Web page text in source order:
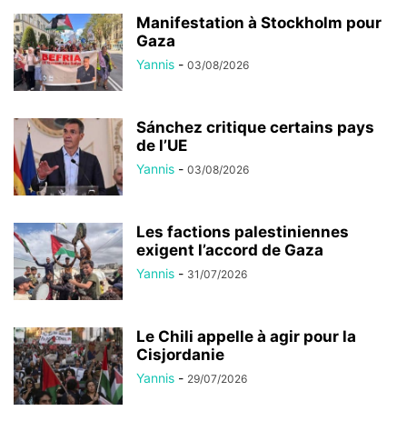
Manifestation à Stockholm pour
Gaza
Yannis - 03/08/2026
Sánchez critique certains pays
de l’UE
Yannis - 03/08/2026
Les factions palestiniennes
exigent l’accord de Gaza
Yannis - 31/07/2026
Le Chili appelle à agir pour la
Cisjordanie
Yannis - 29/07/2026